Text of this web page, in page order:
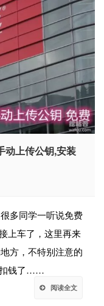
动上传公钥,安装
多同学一听说免费
上车了，这里再来
方，不特别注意的
扣钱了……
阅读全文